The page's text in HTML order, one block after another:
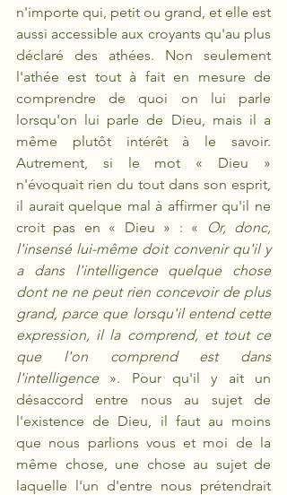
n'importe qui, petit ou grand, et elle est
aussi accessible aux croyants qu'au plus
déclaré des athées. Non seulement
l'athée est tout à fait en mesure de
comprendre de quoi on lui parle
lorsqu'on lui parle de Dieu, mais il a
même plutôt intérêt à le savoir.
Autrement, si le mot « Dieu »
n'évoquait rien du tout dans son esprit,
il aurait quelque mal à affirmer qu'il ne
croit pas en « Dieu » : «
Or, donc,
l'insensé lui-même doit convenir qu'il y
a dans l'intelligence quelque chose
dont ne ne peut rien concevoir de plus
grand, parce que lorsqu'il entend cette
expression, il la comprend, et tout ce
que l'on comprend est dans
l'intelligence ». Pour qu'il y ait un
désaccord entre nous au sujet de
l'existence de Dieu, il faut au moins
que nous parlions vous et moi de la
même chose, une chose au sujet de
laquelle l'un d'entre nous prétendrait